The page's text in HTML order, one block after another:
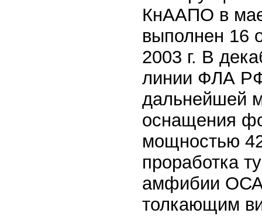
КнААПО в
выполнен 16
2003 г. В
линии ФЛА
дальнейшей
оснащения
мощностью
проработка
амфибии
толкающим